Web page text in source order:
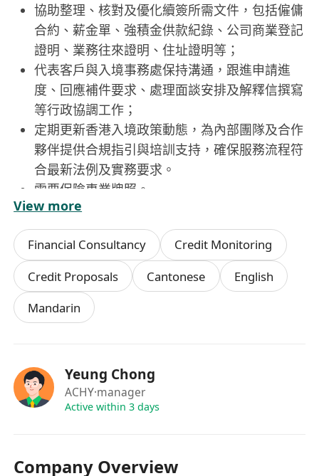
協助整理、核對及優化續簽所需文件，包括僱傭
合約、薪金單、強積金供款紀錄、公司商業登記
證明、業務往來證明、住址證明等；
代表客戶與入境事務處保持溝通，跟進申請進
度、回應補件要求、處理面談安排及解釋信撰寫
等行政協調工作；
定期更新香港入境政策動態，為內部團隊及合作
夥伴提供合規指引與培訓支持，確保服務流程符
合最新法例及實務要求。
需要保險專業牌照。
工作要求
具備2年以上香港身份規劃或移民顧問相關工作
經驗，熟悉入境事務處各類簽證類別之續簽審批
標準與常見拒因；
精通繁體中文，具備良好英文讀寫能力，能準確
具備基本法律常識及政策解讀能力，能獨立分析
個案風險點並提出具操作性的解決方案；
細心嚴謹，具備強大的文件管理能力與時間規劃
具備良好溝通技巧及服務意識，能以專業、耐心
View more
Financial Consultancy
Credit Monitoring
Credit Proposals
Cantonese
English
Mandarin
Yeung Chong
ACHY·manager
Active within 3 days
Company Overview